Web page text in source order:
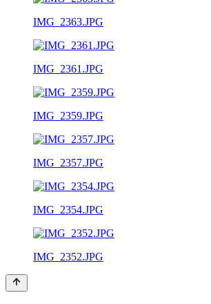
IMG_2363.JPG
IMG_2361.JPG
IMG_2359.JPG
IMG_2357.JPG
IMG_2354.JPG
IMG_2352.JPG